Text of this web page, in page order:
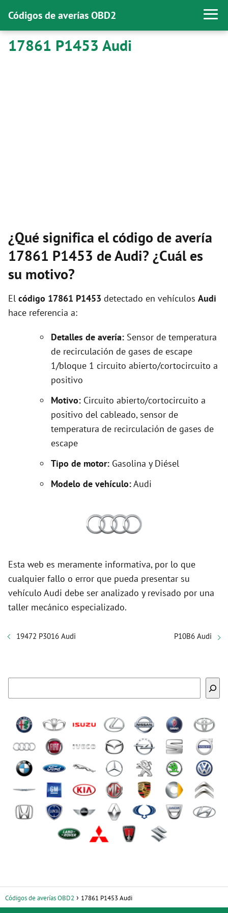
Códigos de averías OBD2
17861 P1453 Audi
¿Qué significa el código de avería
17861 P1453 de Audi? ¿Cuál es
su motivo?
El código 17861 P1453 detectado en vehículos Audi
hace referencia a:
Detalles de avería: Sensor de temperatura
de recirculación de gases de escape
1/bloque 1 circuito abierto/cortocircuito a
positivo
Motivo: Circuito abierto/cortocircuito a
positivo del cableado, sensor de
temperatura de recirculación de gases de
escape
Tipo de motor: Gasolina y Diésel
Modelo de vehículo:Audi
Esta web es meramente informativa, por lo que
cualquier fallo o error que pueda presentar su
vehículo Audi debe ser analizado y revisado por una
taller mecánico especializado.
19472 P3016 Audi P10B6 Audi
Códigos de averías OBD2 17861 P1453 Audi